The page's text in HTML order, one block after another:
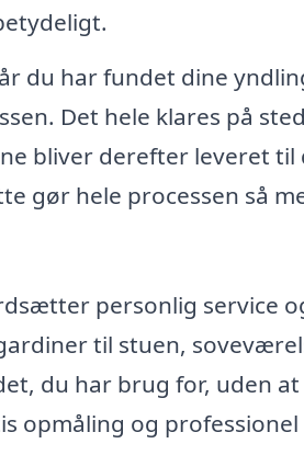
du har fundet dine
Det hele klares på
bliver derefter leveret til
gør hele processen så
personlig service
til stuen,
du har brug for, uden
opmåling og